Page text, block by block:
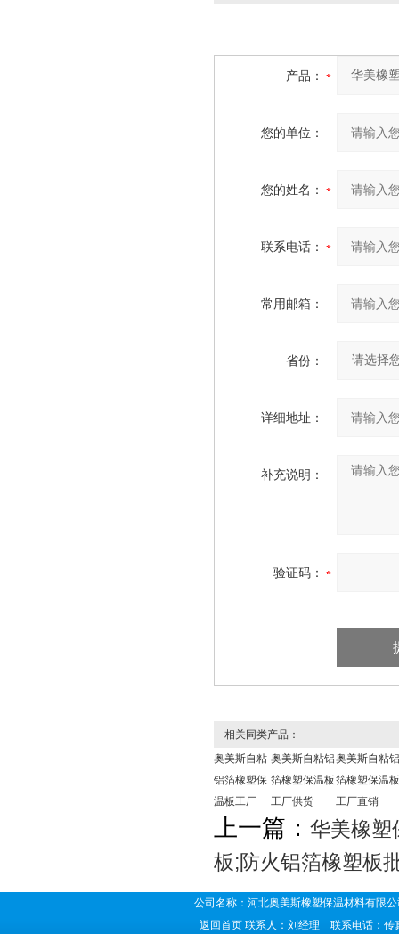
产品：
您的单位：
您的姓名：
联系电话：
常用邮箱：
省份：
详细地址：
补充说明：
验证码：
相关同类产品：
奥美斯自粘
铝箔橡塑保
温板工厂
奥美斯自粘铝
箔橡塑保温板
工厂供货
奥美斯自粘铝
箔橡塑保温板
工厂直销
上一篇： 华美橡塑
板;防火铝箔橡塑板
公司名称：河北奥美斯橡塑保温材料有
返回首页 联系人：刘经理 联系电话：